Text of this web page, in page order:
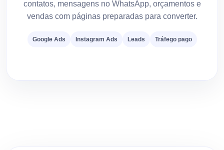
contatos, mensagens no WhatsApp, orçamentos e
vendas com páginas preparadas para converter.
Google Ads Instagram Ads Leads Tráfego pago